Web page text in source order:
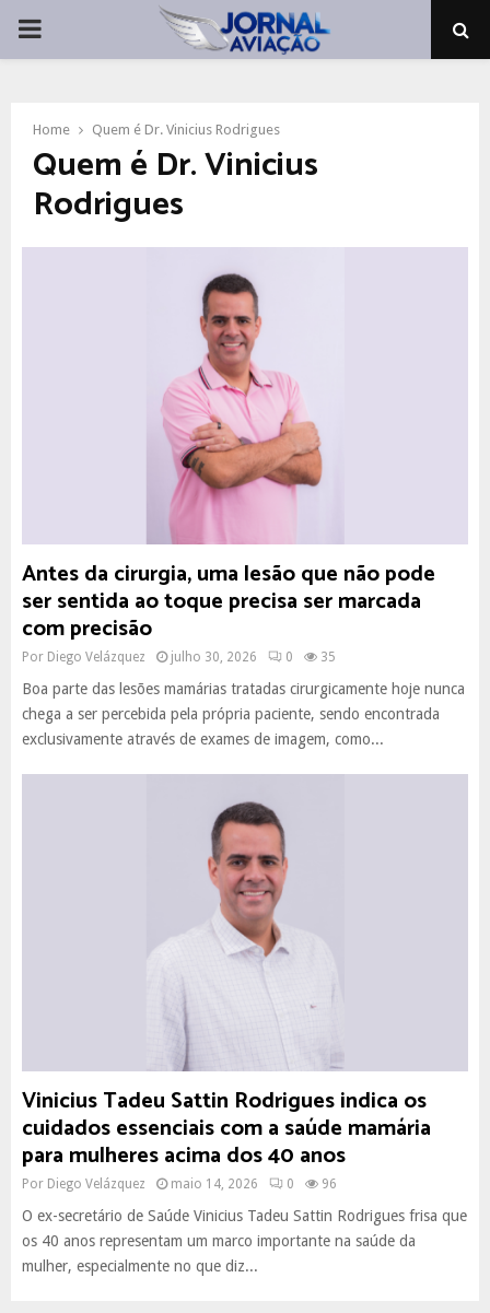
PRIMARY
Home Quem é Dr. Vinicius Rodrigues
Quem é Dr. Vinicius
Rodrigues
Antes da cirurgia, uma lesão que não pode
ser sentida ao toque precisa ser marcada
com precisão
Por Diego Velázquez julho 30, 2026 0 35
Boa parte das lesões mamárias tratadas cirurgicamente hoje nunca
chega a ser percebida pela própria paciente, sendo encontrada
exclusivamente através de exames de imagem, como...
Vinicius Tadeu Sattin Rodrigues indica os
cuidados essenciais com a saúde mamária
para mulheres acima dos 40 anos
Por Diego Velázquez maio 14, 2026 0 96
O ex-secretário de Saúde Vinicius Tadeu Sattin Rodrigues frisa que
os 40 anos representam um marco importante na saúde da
mulher, especialmente no que diz...